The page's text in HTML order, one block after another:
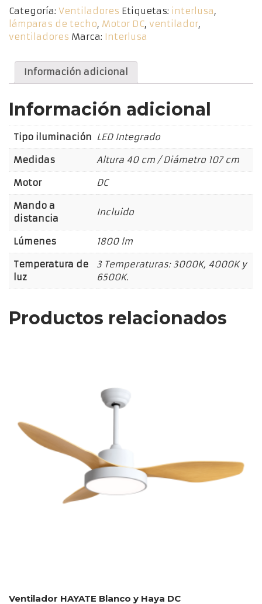
/
Nogal
DC
Categoría: Ventiladores Etiquetas: interlusa,
lámparas de techo, Motor DC, ventilador,
ventiladores Marca: Interlusa
Información adicional
Información adicional
Tipo iluminación LED Integrado
Medidas Altura 40 cm / Diámetro 107 cm
Motor DC
Mando a
distancia
Incluido
Lúmenes 1800 lm
Temperatura de
luz
3 Temperaturas: 3000K, 4000K y
6500K.
Productos relacionados
Ventilador HAYATE Blanco y Haya DC